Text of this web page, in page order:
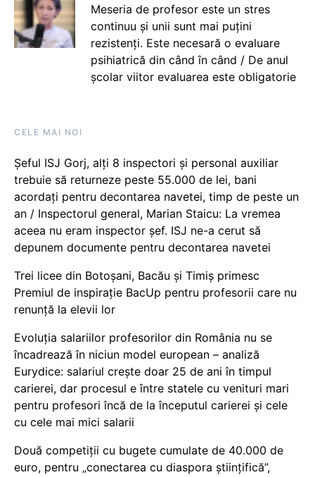
Meseria de profesor este un stres
continuu și unii sunt mai puțini
rezistenți. Este necesară o evaluare
psihiatrică din când în când / De anul
școlar viitor evaluarea este obligatorie
CELE MAI NOI
Șeful ISJ Gorj, alți 8 inspectori și personal auxiliar
trebuie să returneze peste 55.000 de lei, bani
acordați pentru decontarea navetei, timp de peste un
an / Inspectorul general, Marian Staicu: La vremea
aceea nu eram inspector șef. ISJ ne-a cerut să
depunem documente pentru decontarea navetei
Trei licee din Botoșani, Bacău și Timiș primesc
Premiul de inspirație BacUp pentru profesorii care nu
renunță la elevii lor
Evoluția salariilor profesorilor din România nu se
încadrează în niciun model european – analiză
Eurydice: salariul crește doar 25 de ani în timpul
carierei, dar procesul e între statele cu venituri mari
pentru profesori încă de la începutul carierei și cele
cu cele mai mici salarii
Două competiții cu bugete cumulate de 40.000 de
euro, pentru „conectarea cu diaspora științifică”,